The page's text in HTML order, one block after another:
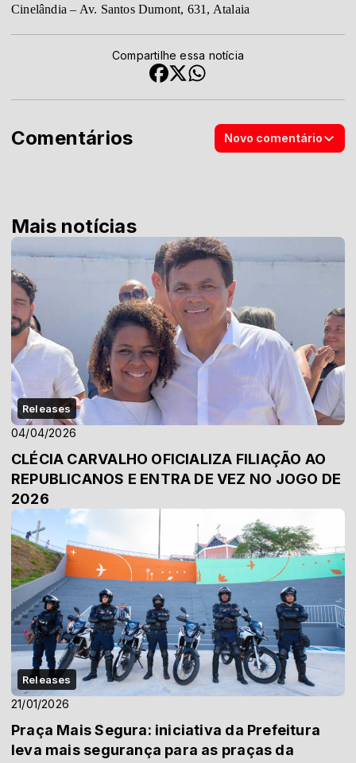
Cinelândia – Av. Santos Dumont, 631, Atalaia
Compartilhe essa notícia
Comentários Novo comentário
Mais notícias
Releases
04/04/2026
CLÉCIA CARVALHO OFICIALIZA FILIAÇÃO AO
REPUBLICANOS E ENTRA DE VEZ NO JOGO DE
2026
Releases
21/01/2026
Praça Mais Segura: iniciativa da Prefeitura
leva mais segurança para as praças da